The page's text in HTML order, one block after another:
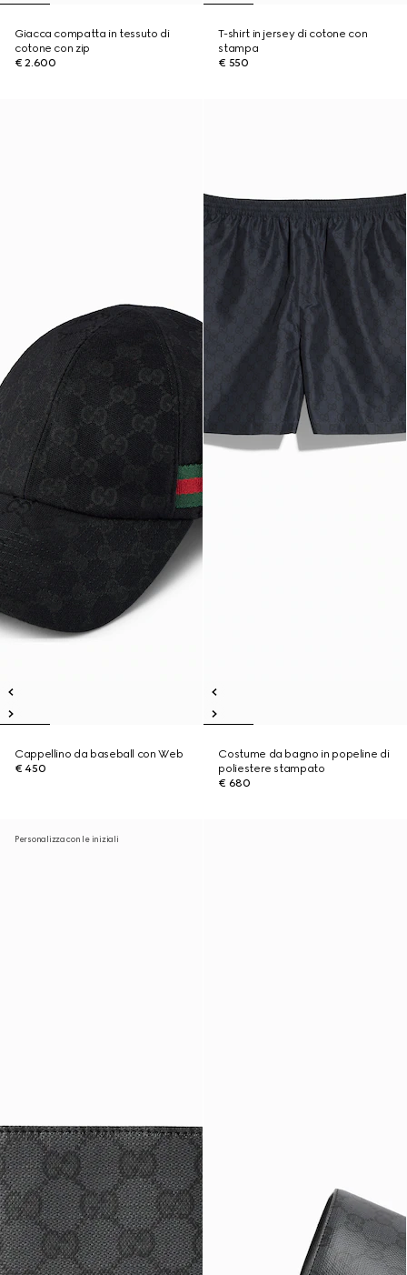
Giacca compatta in tessuto di
cotone con zip
€ 2.600
T-shirt in jersey di cotone con
stampa
€ 550
Cappellino da baseball con Web
€ 450
Costume da bagno in popeline di
poliestere stampato
€ 680
Personalizza con le iniziali